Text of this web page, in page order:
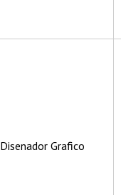
Disenador Grafico